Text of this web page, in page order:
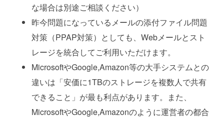
な場合は別途ご相談ください）
昨今問題になっているメールの添付ファイル問題
対策（PPAP対策）としても、Webメールとスト
レージを統合してご利用いただけます。
MicrosoftやGoogle,Amazon等の大手システムとの
違いは「安価に1TBのストレージを複数人で共有
できること」が最も利点があります。また、
MicrosoftやGoogle,Amazonのように運営者の都合